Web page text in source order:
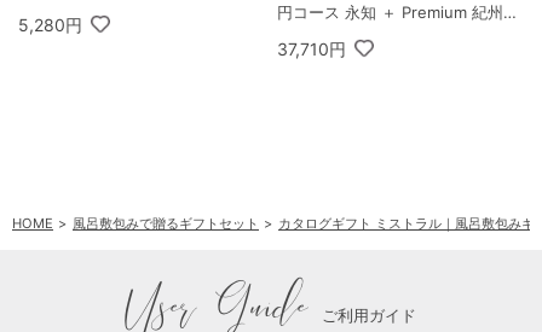
5,280円
円コース 永知 ＋ Premium 紀州南
高梅＆日本茶セットF
37,710円
HOME 風呂敷包みで贈るギフトセット カタログギフト ミストラル｜風呂敷包みギ
User Guide ご利用ガイド